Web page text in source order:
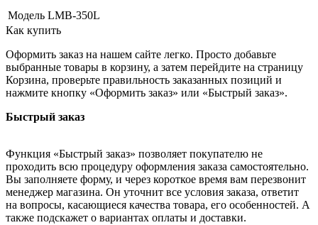
Модель LMB-350L
Как купить
Оформить заказ на нашем сайте легко. Просто добавьте
выбранные товары в корзину, а затем перейдите на страницу
Корзина, проверьте правильность заказанных позиций и
нажмите кнопку «Оформить заказ» или «Быстрый заказ».
Быстрый заказ
Функция «Быстрый заказ» позволяет покупателю не
проходить всю процедуру оформления заказа самостоятельно.
Вы заполняете форму, и через короткое время вам перезвонит
менеджер магазина. Он уточнит все условия заказа, ответит
на вопросы, касающиеся качества товара, его особенностей. А
также подскажет о вариантах оплаты и доставки.